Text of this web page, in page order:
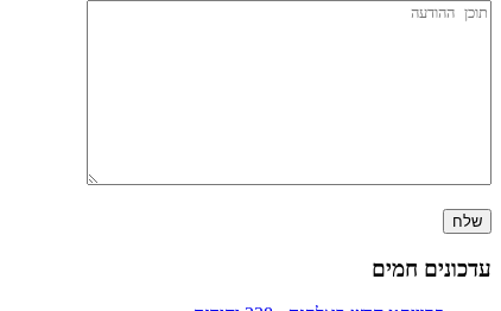
עדכונים חמים